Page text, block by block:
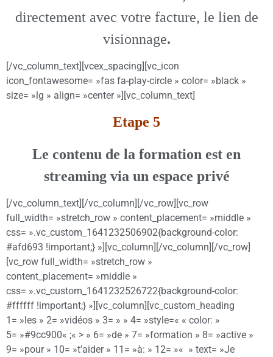
directement avec votre facture, le lien de
visionnage.
[/vc_column_text][vcex_spacing][vc_icon
icon_fontawesome= »fas fa-play-circle » color= »black »
size= »lg » align= »center »][vc_column_text]
Etape 5
Le contenu de la formation est en
streaming via un espace privé
[/vc_column_text][/vc_column][/vc_row][vc_row
full_width= »stretch_row » content_placement= »middle »
css= ».vc_custom_1641232506902{background-color:
#afd693 !important;} »][vc_column][/vc_column][/vc_row]
[vc_row full_width= »stretch_row »
content_placement= »middle »
css= ».vc_custom_1641232526722{background-color:
#ffffff !important;} »][vc_column][vc_custom_heading
1= »les » 2= »vidéos » 3= » » 4= »style=« « color: »
5= »#9cc900« ;« > » 6= »de » 7= »formation » 8= »active »
9= »pour » 10= »t’aider » 11= »à: » 12= »« » text= »Je